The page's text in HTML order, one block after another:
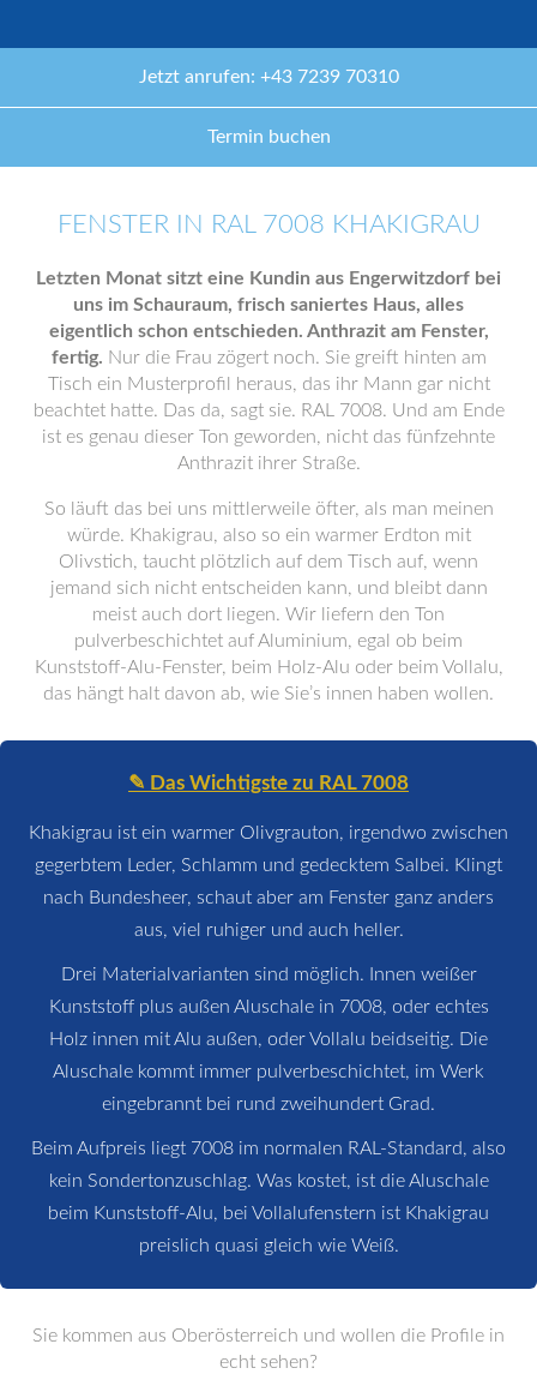
Jetzt anrufen: +43 7239 70310
Termin buchen
FENSTER IN RAL 7008 KHAKIGRAU
Letzten Monat sitzt eine Kundin aus Engerwitzdorf bei
uns im Schauraum, frisch saniertes Haus, alles
eigentlich schon entschieden. Anthrazit am Fenster,
fertig. Nur die Frau zögert noch. Sie greift hinten am
Tisch ein Musterprofil heraus, das ihr Mann gar nicht
beachtet hatte. Das da, sagt sie. RAL 7008. Und am Ende
ist es genau dieser Ton geworden, nicht das fünfzehnte
Anthrazit ihrer Straße.
So läuft das bei uns mittlerweile öfter, als man meinen
würde. Khakigrau, also so ein warmer Erdton mit
Olivstich, taucht plötzlich auf dem Tisch auf, wenn
jemand sich nicht entscheiden kann, und bleibt dann
meist auch dort liegen. Wir liefern den Ton
pulverbeschichtet auf Aluminium, egal ob beim
Kunststoff-Alu-Fenster, beim Holz-Alu oder beim Vollalu,
das hängt halt davon ab, wie Sie’s innen haben wollen.
✎ Das Wichtigste zu RAL 7008
Khakigrau ist ein warmer Olivgrauton, irgendwo zwischen
gegerbtem Leder, Schlamm und gedecktem Salbei. Klingt
nach Bundesheer, schaut aber am Fenster ganz anders
aus, viel ruhiger und auch heller.
Drei Materialvarianten sind möglich. Innen weißer
Kunststoff plus außen Aluschale in 7008, oder echtes
Holz innen mit Alu außen, oder Vollalu beidseitig. Die
Aluschale kommt immer pulverbeschichtet, im Werk
eingebrannt bei rund zweihundert Grad.
Beim Aufpreis liegt 7008 im normalen RAL-Standard, also
kein Sondertonzuschlag. Was kostet, ist die Aluschale
beim Kunststoff-Alu, bei Vollalufenstern ist Khakigrau
preislich quasi gleich wie Weiß.
Sie kommen aus Oberösterreich und wollen die Profile in
echt sehen?